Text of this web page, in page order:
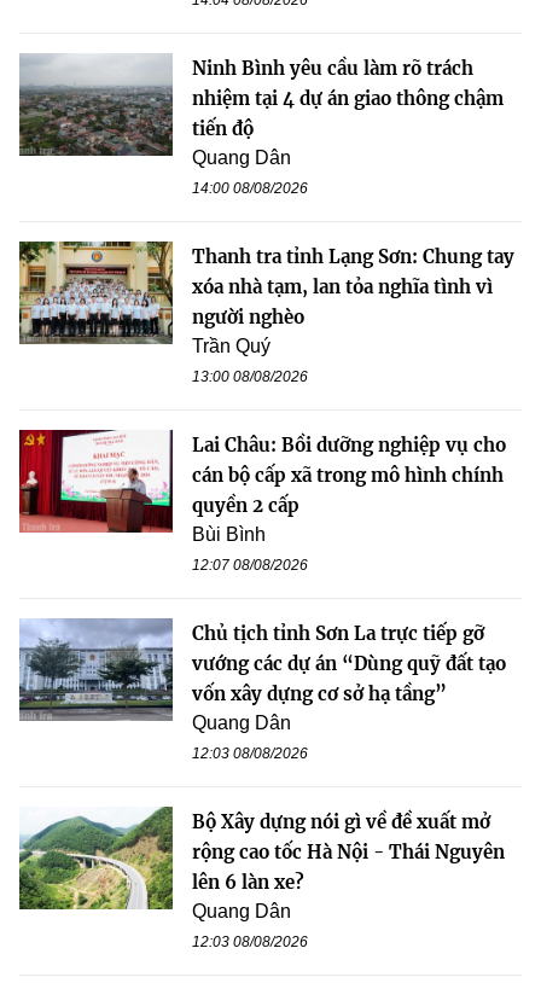
Ninh Bình yêu cầu làm rõ trách
nhiệm tại 4 dự án giao thông chậm
tiến độ
Quang Dân
14:00 08/08/2026
Thanh tra tỉnh Lạng Sơn: Chung tay
xóa nhà tạm, lan tỏa nghĩa tình vì
người nghèo
Trần Quý
13:00 08/08/2026
Lai Châu: Bồi dưỡng nghiệp vụ cho
cán bộ cấp xã trong mô hình chính
quyền 2 cấp
Bùi Bình
12:07 08/08/2026
Chủ tịch tỉnh Sơn La trực tiếp gỡ
vướng các dự án “Dùng quỹ đất tạo
vốn xây dựng cơ sở hạ tầng”
Quang Dân
12:03 08/08/2026
Bộ Xây dựng nói gì về đề xuất mở
rộng cao tốc Hà Nội - Thái Nguyên
lên 6 làn xe?
Quang Dân
12:03 08/08/2026